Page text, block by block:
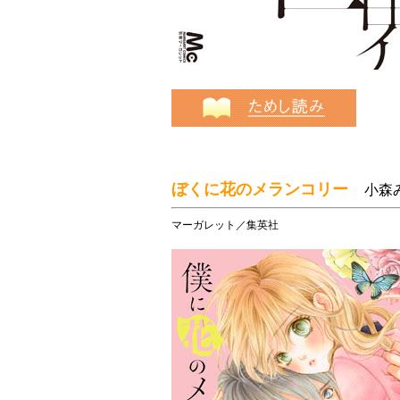
ぼくに花のメランコリー 小森
マーガレット／集英社